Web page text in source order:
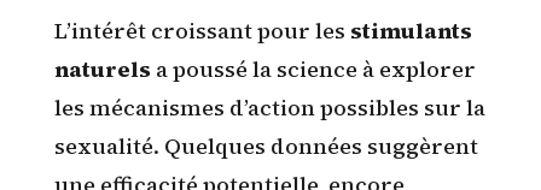
L’intérêt croissant pour les stimulants
naturels a poussé la science à explorer
les mécanismes d’action possibles sur la
sexualité. Quelques données suggèrent